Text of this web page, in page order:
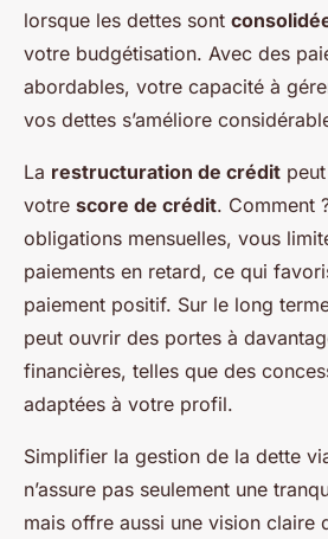
lorsque les dettes sont
votre budgétisation. Avec des
abordables, votre capacité à
vos dettes s’améliore
La restructuration de crédit
votre score de crédit. Comment
obligations mensuelles, vous
paiements en retard, ce qui
paiement positif. Sur le long
peut ouvrir des portes à
financières, telles que des
adaptées à votre profil.
Simplifier la gestion de la dette
n’assure pas seulement une
mais offre aussi une vision claire